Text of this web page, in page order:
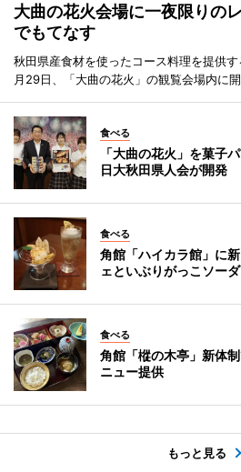
大曲の花火会場に一夜限りの
でもてなす
秋田県産食材を使ったコース料理を提供
月29日、「大曲の花火」の観覧会場内に開
食べる
「大曲の花火」を菓子
日大秋田県人会が開発
食べる
角館「ハイカラ館」に
ェといぶりがっこソーダ
食べる
角館「樅の木亭」新体
ニュー提供
もっと見る